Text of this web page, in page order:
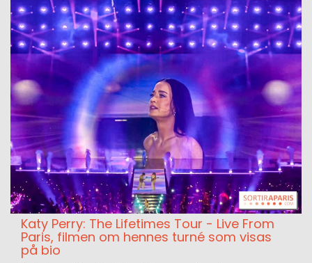
Katy Perry: The Lifetimes Tour - Live From
Paris, filmen om hennes turné som visas
på bio